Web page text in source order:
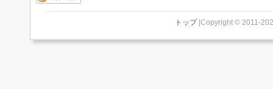
トップ|Copyright © 2011-